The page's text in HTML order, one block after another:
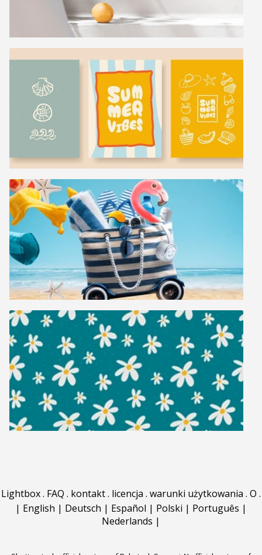
Lightbox. FAQ . kontakt. licencja . warunki użytkowania . O .
| English | Deutsch | Español | Polski | Português |
Nederlands |